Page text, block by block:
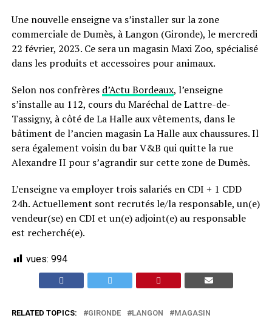
Une nouvelle enseigne va s’installer sur la zone
commerciale de Dumès, à Langon (Gironde), le mercredi
22 février, 2023. Ce sera un magasin Maxi Zoo, spécialisé
dans les produits et accessoires pour animaux.
Selon nos confrères d’Actu Bordeaux, l’enseigne
s’installe au 112, cours du Maréchal de Lattre-de-
Tassigny, à côté de La Halle aux vêtements, dans le
bâtiment de l’ancien magasin La Halle aux chaussures. Il
sera également voisin du bar V&B qui quitte la rue
Alexandre II pour s’agrandir sur cette zone de Dumès.
L’enseigne va employer trois salariés en CDI + 1 CDD
24h. Actuellement sont recrutés le/la responsable, un(e)
vendeur(se) en CDI et un(e) adjoint(e) au responsable
est recherché(e).
vues: 994
RELATED TOPICS: GIRONDE LANGON
MAGASIN